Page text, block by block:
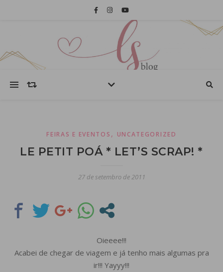
FEIRAS E EVENTOS , UNCATEGORIZED
LE PETIT POÁ * LET’S SCRAP! *
27 de setembro de 2011
Oieeee!!!
Acabei de chegar de viagem e já tenho mais algumas pra
ir!!! Yayyy!!!